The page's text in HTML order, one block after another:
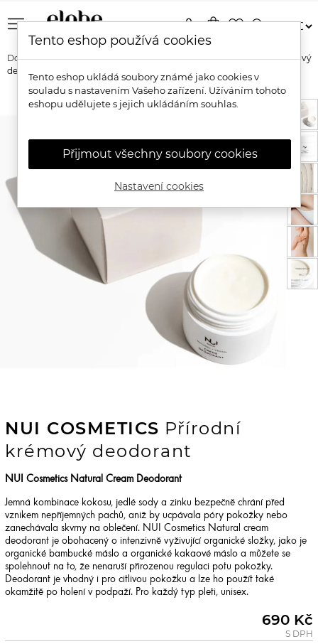
menu shopping_bagfavorite_bordersearch
person
Domů Značky NUI Cosmetics
Nui Cosmetics Přírodní krémový
deodorant
NUI COSMETICS Přírodní
krémový deodorant
NUI Cosmetics Natural Cream Deodorant
Jemná kombinace kokosu, jedlé sody a zinku bezpečně chrání před
vznikem nepříjemných pachů, aniž by ucpávala póry pokožky nebo
zanechávala skvrny na oblečení. NUI Cosmetics Natural cream
deodorant je obohacený o intenzivně vyživující organické složky, jako je
organické bambucké máslo a organické kakaové máslo a můžete se
spolehnout na to, že nenaruší přirozenou regulaci potu pokožky.
Deodorant je vhodný i pro citlivou pokožku a lze ho použít také
okamžitě po holení v podpaží. Pro každý typ pleti, unisex.
690 Kč
S DPH
Tento eshop používá cookies
Tento eshop ukládá soubory známé jako cookies v
souladu s nastavením Vašeho zařízení. Užíváním tohoto
eshopu udělujete s jejich ukládáním souhlas.
Přijmout všechny soubory cookies
Nastavení cookies